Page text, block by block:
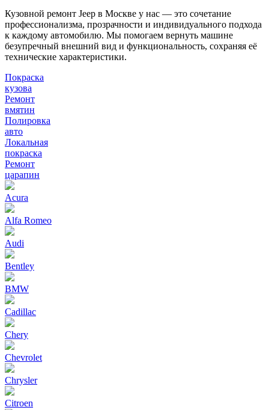
Кузовной ремонт Jeep в Москве у нас — это сочетание
профессионализма, прозрачности и индивидуального подхода
к каждому автомобилю. Мы помогаем вернуть машине
безупречный внешний вид и функциональность, сохраняя её
технические характеристики.
Покраска
кузова
Ремонт
вмятин
Полировка
авто
Локальная
покраска
Ремонт
царапин
Acura
Alfa Romeo
Audi
Bentley
BMW
Cadillac
Chery
Chevrolet
Chrysler
Citroen